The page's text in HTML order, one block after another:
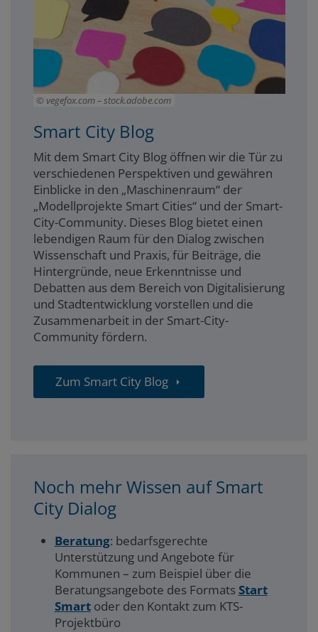
vegefox.com – stock.adobe.com
Smart City Blog
Mit dem Smart City Blog öffnen wir die Tür zu
verschiedenen Perspektiven und gewähren
Einblicke in den „Maschinenraum“ der
„Modellprojekte Smart Cities“ und der Smart-
City-Community. Dieses Blog bietet einen
lebendigen Raum für den Dialog zwischen
Wissenschaft und Praxis, für Beiträge, die
Hintergründe, neue Erkenntnisse und
Debatten aus dem Bereich von Digitalisierung
und Stadtentwicklung vorstellen und die
Zusammenarbeit in der Smart-City-
Community fördern.
Zum Smart City Blog
Noch mehr Wissen auf Smart
City Dialog
Beratung: bedarfsgerechte
Unterstützung und Angebote für
Kommunen – zum Beispiel über die
Beratungsangebote des FormatsStart
Smartoder den Kontakt zum KTS-
Projektbüro